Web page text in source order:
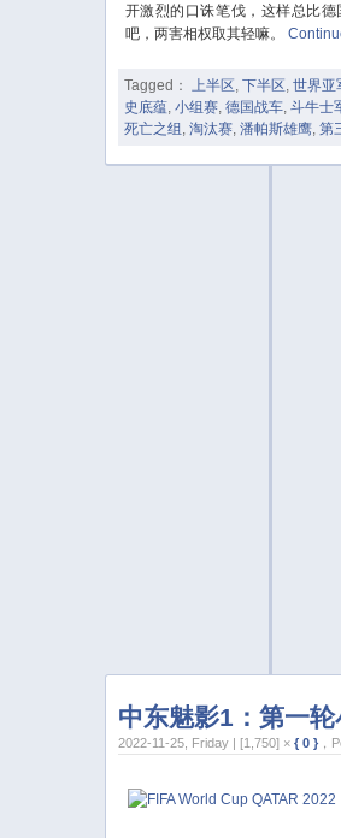
开激烈的口诛笔伐，这样总比
吧，两害相权取其轻嘛。
Tagged： 上半区,下半区,世界亚
史底蕴,小组赛,德国战车,斗牛士
死亡之组 ,淘汰赛,潘帕斯雄鹰,第
中东魅影1：第一
2022-11-25, Friday | [1,750] ×{ 0 } ，